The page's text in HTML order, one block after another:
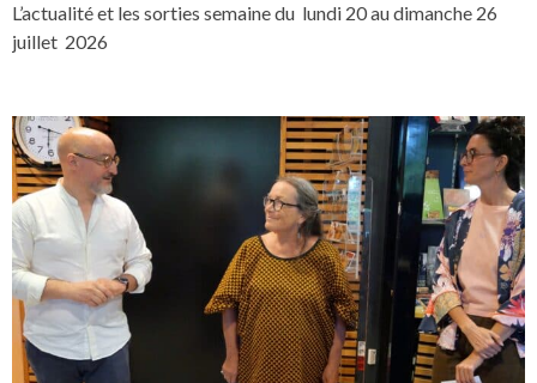
L’actualité et les sorties semaine du lundi 20 au dimanche 26
juillet 2026